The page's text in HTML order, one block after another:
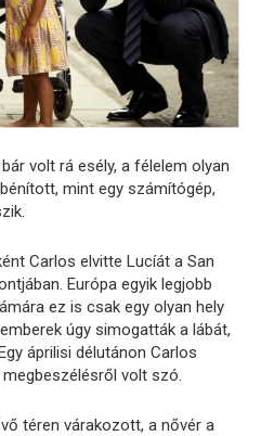
volt rá esély, a félelem olyan
mint egy számítógép,
Carlos elvitte Lucíát a San
Európa egyik legjobb
ez is csak egy olyan hely
úgy simogatták a lábát,
áprilisi délutánon Carlos
volt szó.
téren várakozott, a nővér a